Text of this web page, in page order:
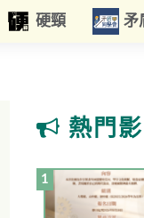
硬頸 矛
熱門影